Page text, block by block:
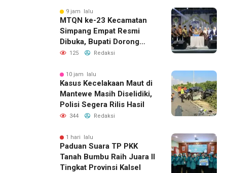
9 jam lalu
MTQN ke-23 Kecamatan
Simpang Empat Resmi
Dibuka, Bupati Dorong
Lahirnya Generasi Qur’ani
125 Redaksi
10 jam lalu
Kasus Kecelakaan Maut di
Mantewe Masih Diselidiki,
Polisi Segera Rilis Hasil
344 Redaksi
1 hari lalu
Paduan Suara TP PKK
Tanah Bumbu Raih Juara II
Tingkat Provinsi Kalsel